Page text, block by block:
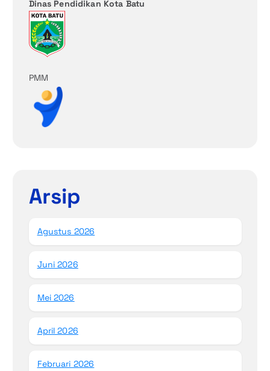
Dinas Pendidikan Kota Batu
PMM
Arsip
Agustus 2026
Juni 2026
Mei 2026
April 2026
Februari 2026